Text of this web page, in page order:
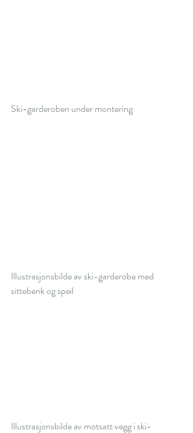
Ski-garderoben under montering
Illustrasjonsbilde av ski-garderobe med
sittebenk og speil
Illustrasjonsbilde av motsatt vegg i ski-